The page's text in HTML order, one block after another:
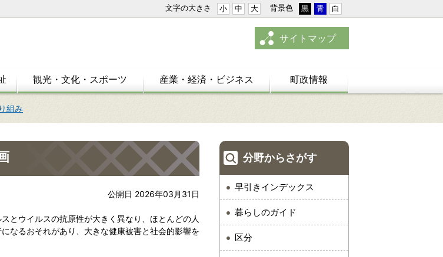
文字の大きさ 小 中 大 背景色 黒 青 白
サイトマップ
観光・文化・スポーツ 産業・経済・ビジネス 町政情報
組み
公開日 2026年03月31日
とウイルスの抗原性が大きく異なり、ほとんどの人
なるおそれがあり、大きな健康被害と社会的影響を
分野からさがす
早引きインデックス
暮らしのガイド
区分